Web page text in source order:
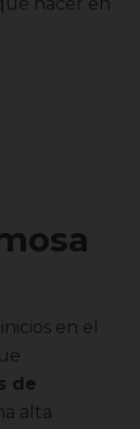
en el
de
alta